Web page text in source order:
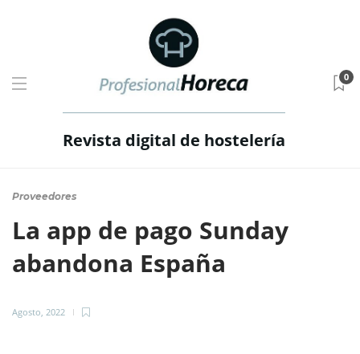
Revista digital de hostelería
0
Proveedores
La app de pago Sunday
abandona España
Agosto, 2022